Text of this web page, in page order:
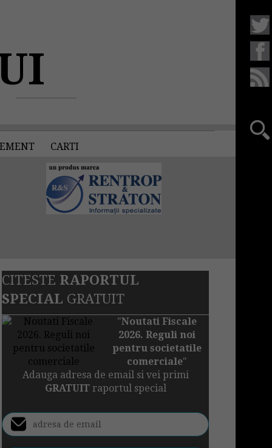
CARTI
CITESTE RAPORTUL
SPECIAL GRATUIT
"Noutati Fiscale
2026. Reguli noi
pentru societatile
comerciale"
Adauga adresa de email si vei primi
GRATUITraportul special